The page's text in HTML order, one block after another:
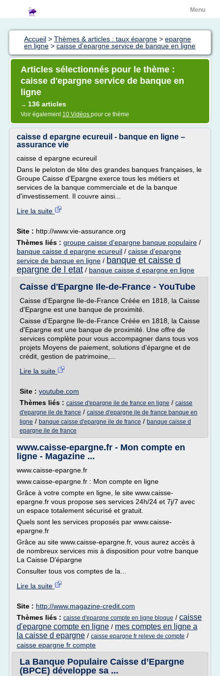
Menu
Accueil > Thèmes & articles : taux épargne > epargne
en ligne > caisse d'epargne service de banque en ligne
Articles sélectionnés pour le thème :
caisse d'epargne service de banque en
ligne
→ 136 articles
Voir également 10 Vidéos pour ce thème
caisse d epargne ecureuil - banque en ligne –
assurance vie
caisse d epargne ecureuil
Dans le peloton de tête des grandes banques françaises, le
Groupe Caisse d'Epargne exerce tous les métiers et
services de la banque commerciale et de la banque
d'investissement. Il couvre ainsi...
Lire la suite
Site : http://www.vie-assurance.org
Thèmes liés : groupe caisse d'epargne banque populaire /
banque caisse d epargne ecureuil / caisse d'epargne
service de banque en ligne / banque et caisse d
epargne de l etat / banque caisse d epargne en ligne
Caisse d'Epargne Ile-de-France - YouTube
Caisse d'Epargne Ile-de-France Créée en 1818, la Caisse
d'Epargne est une banque de proximité.
Caisse d'Epargne Ile-de-France Créée en 1818, la Caisse
d'Epargne est une banque de proximité. Une offre de
services complète pour vous accompagner dans tous vos
projets Moyens de paiement, solutions d'épargne et de
crédit, gestion de patrimoine,...
Lire la suite
Site : youtube.com
Thèmes liés : caisse d'epargne ile de france en ligne / caisse
d'epargne ile de france / caisse d'epargne ile de france banque en
ligne / banque caisse d'epargne ile de france / banque caisse d
epargne ile de france
www.caisse-epargne.fr - Mon compte en
ligne - Magazine ...
www.caisse-epargne.fr
www.caisse-epargne.fr : Mon compte en ligne
Grâce à votre compte en ligne, le site www.caisse-
epargne.fr vous propose ses services 24h/24 et 7j/7 avec
un espace totalement sécurisé et gratuit.
Quels sont les services proposés par www.caisse-
epargne.fr
Grâce au site www.caisse-epargne.fr, vous aurez accès à
de nombreux services mis à disposition pour votre banque
La Caisse D'épargne
Consulter tous vos comptes de la...
Lire la suite
Site : http://www.magazine-credit.com
Thèmes liés : caisse d'epargne compte en ligne bloque / caisse
d'epargne compte en ligne / mes comptes en ligne a
la caisse d epargne / caisse epargne fr releve de compte /
caisse epargne fr compte
La Banque Populaire Caisse d’Epargne
(BPCE) développe sa ...